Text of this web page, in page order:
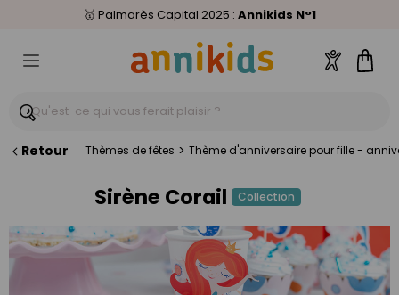
Livraison relais offertedès 59€🚚
🥇 Palmarès Capital 2025 : Annikids N°1
⭐⭐⭐⭐⭐4,6/5(24 000 avis clients)
Compte
Retour Thèmes de fêtes > Thème d'anniversaire pour fille -
Sirène Corail Collection